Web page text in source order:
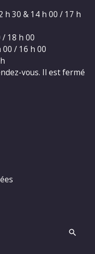
h 30 & 14 h 00 / 17 h
/ 18 h 00
00 / 16 h 00
vous. Il est fermé